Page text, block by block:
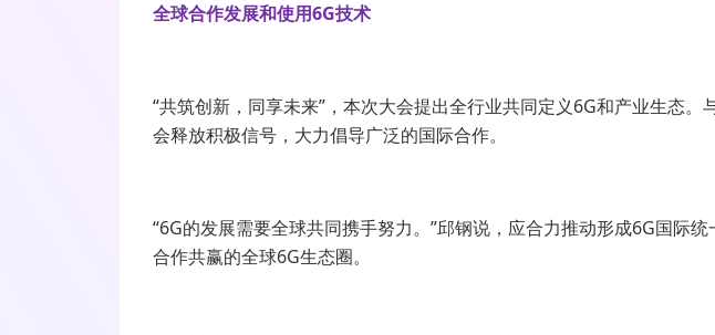
全球合作发展和使用6G技术
“共筑创新，同享未来”，本次大会提出全行业共同定义6G和产业生态。
会释放积极信号，大力倡导广泛的国际合作。
“6G的发展需要全球共同携手努力。”邱钢说，应合力推动形成6G国际统
合作共赢的全球6G生态圈。